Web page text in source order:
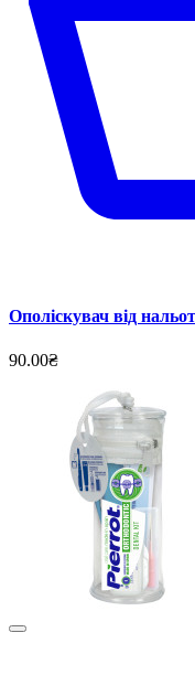
Ополіскувач від
90.00₴